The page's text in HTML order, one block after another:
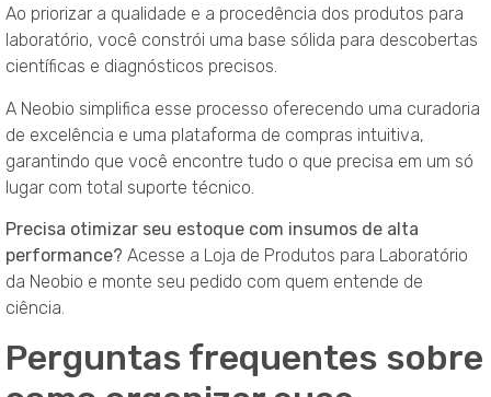
Ao priorizar a qualidade e a procedência dos produtos para
laboratório, você constrói uma base sólida para descobertas
científicas e diagnósticos precisos.
A Neobio simplifica esse processo oferecendo uma curadoria
de excelência e uma plataforma de compras intuitiva,
garantindo que você encontre tudo o que precisa em um só
lugar com total suporte técnico.
Precisa otimizar seu estoque com insumos de alta
performance? Acesse a Loja de Produtos para Laboratório
da Neobio e monte seu pedido com quem entende de
ciência.
Perguntas frequentes sobre